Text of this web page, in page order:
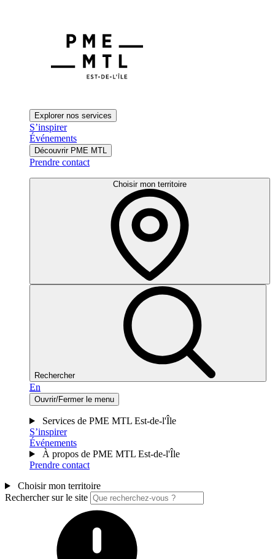
Explorer nos services
S’inspirer
Événements
Découvrir PME MTL
Prendre contact
Choisir mon territoire
Rechercher
En
Ouvrir/Fermer le menu
Services de PME MTL Est-de-l'Île
S’inspirer
Événements
À propos de PME MTL Est-de-l'Île
Prendre contact
Choisir mon territoire
Rechercher sur le site